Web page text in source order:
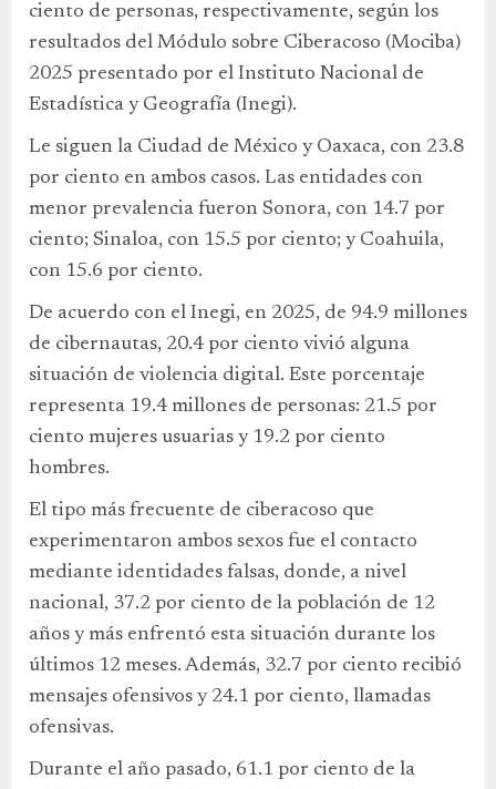
ciento de personas, respectivamente, según los
resultados del Módulo sobre Ciberacoso (Mociba)
2025 presentado por el Instituto Nacional de
Estadística y Geografía (Inegi).
Le siguen la Ciudad de México y Oaxaca, con 23.8
por ciento en ambos casos. Las entidades con
menor prevalencia fueron Sonora, con 14.7 por
ciento; Sinaloa, con 15.5 por ciento; y Coahuila,
con 15.6 por ciento.
De acuerdo con el Inegi, en 2025, de 94.9 millones
de cibernautas, 20.4 por ciento vivió alguna
situación de violencia digital. Este porcentaje
representa 19.4 millones de personas: 21.5 por
ciento mujeres usuarias y 19.2 por ciento
hombres.
El tipo más frecuente de ciberacoso que
experimentaron ambos sexos fue el contacto
mediante identidades falsas, donde, a nivel
nacional, 37.2 por ciento de la población de 12
años y más enfrentó esta situación durante los
últimos 12 meses. Además, 32.7 por ciento recibió
mensajes ofensivos y 24.1 por ciento, llamadas
ofensivas.
Durante el año pasado, 61.1 por ciento de la